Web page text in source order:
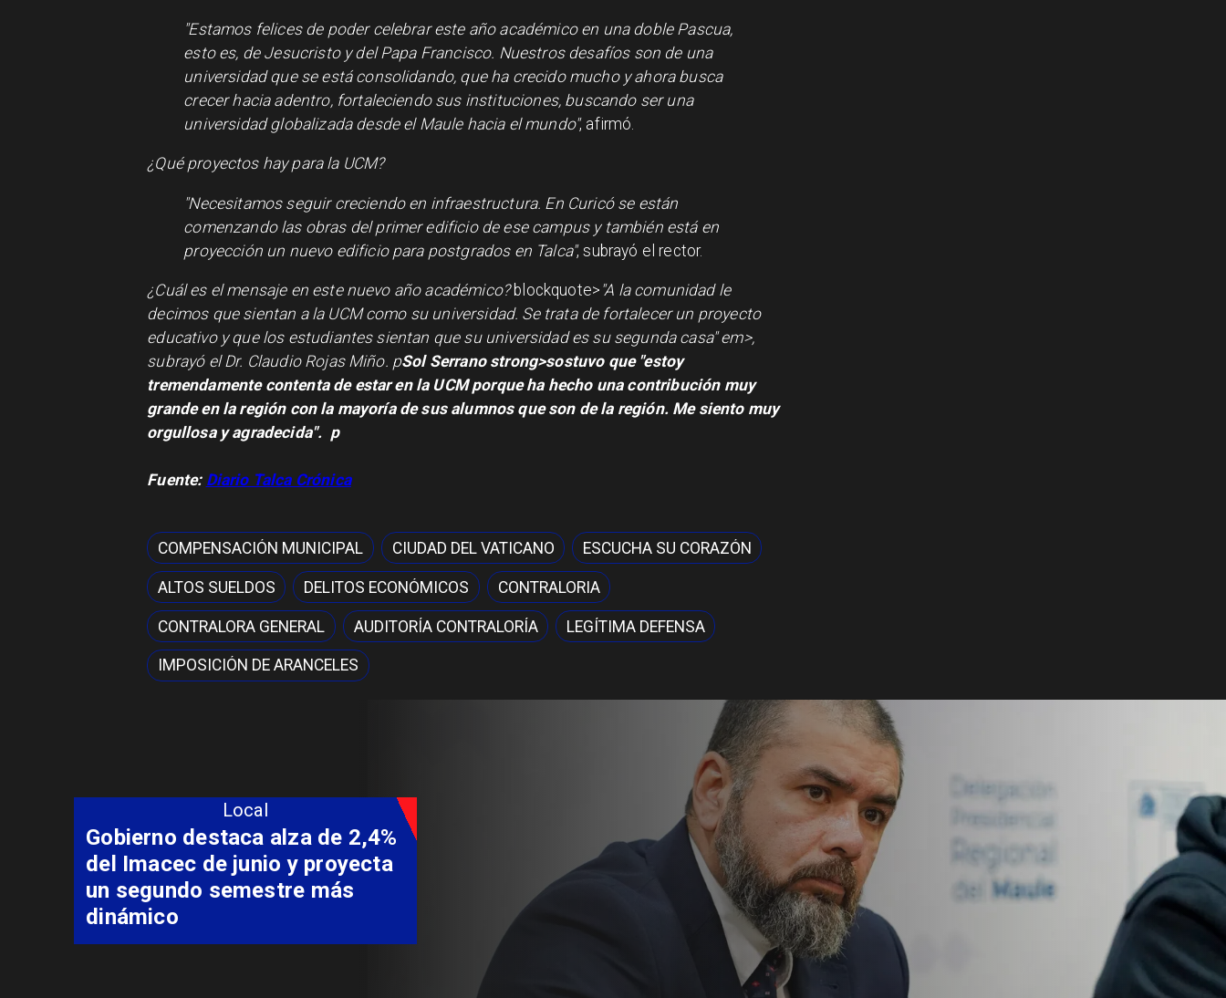
"Estamos felices de poder celebrar este año académico en una doble Pascua,
esto es, de Jesucristo y del Papa Francisco. Nuestros desafíos son de una
universidad que se está consolidando, que ha crecido mucho y ahora busca
crecer hacia adentro, fortaleciendo sus instituciones, buscando ser una
universidad globalizada desde el Maule hacia el mundo", afirmó.
¿Qué proyectos hay para la UCM?
"Necesitamos seguir creciendo en infraestructura. En Curicó se están
comenzando las obras del primer edificio de ese campus y también está en
proyección un nuevo edificio para postgrados en Talca", subrayó el rector.
¿Cuál es el mensaje en este nuevo año académico?blockquote> "A la comunidad le
decimos que sientan a la UCM como su universidad. Se trata de fortalecer un proyecto
educativo y que los estudiantes sientan que su universidad es su segunda casa"em>,
subrayó el Dr. Claudio Rojas Miño. pSol Serranostrong>sostuvo que"estoy
tremendamente contenta de estar en la UCM porque ha hecho una contribución muy
grande en la región con la mayoría de sus alumnos que son de la región. Me siento muy
orgullosa y agradecida". p
Fuente: Diario Talca Crónica
COMPENSACIÓN MUNICIPAL CIUDAD DEL VATICANO ESCUCHA SU CORAZÓN
ALTOS SUELDOS DELITOS ECONÓMICOS CONTRALORIA
CONTRALORA GENERAL AUDITORÍA CONTRALORÍA LEGÍTIMA DEFENSA
IMPOSICIÓN DE ARANCELES
Local
Coordinación entre Curepto,
Delegación Presidencial y
Carabineros permite rescate
aeromédico de paciente
aislado